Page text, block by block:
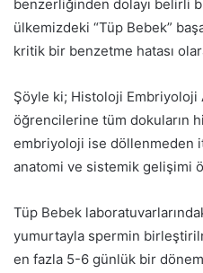
benzerliğinden dolayı belirli
ülkemizdeki “Tüp Bebek”
kritik bir benzetme hatası
Şöyle ki; Histoloji Embriyoloji
öğrencilerine tüm dokuların
embriyoloji ise döllenmeden
anatomi ve sistemik gelişimi
Tüp Bebek
yumurtayla spermin
en fazla 5-6 günlük bir